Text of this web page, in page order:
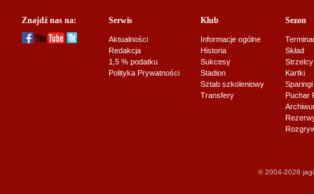
Znajdź nas na: Serwis
Aktualności
Redakcja
1,5 % podatku
Polityka Prywatności
Klub
Informacje ogólne
Historia
Sukcesy
Stadion
Sztab szkoleniowy
Transfery
Sezon
Skład
Strzelcy
Kartki
Sparingi
Puchar
© 2004-2026